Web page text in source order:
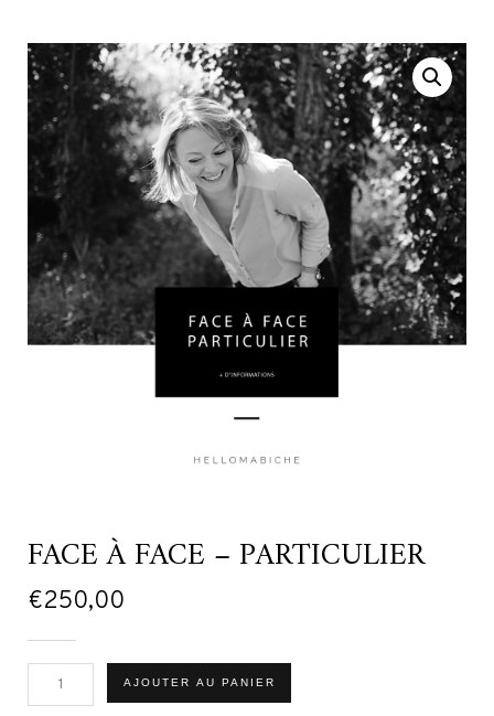
FACE À FACE – PARTICULIER
€250,00
FACE
AJOUTER AU PANIER